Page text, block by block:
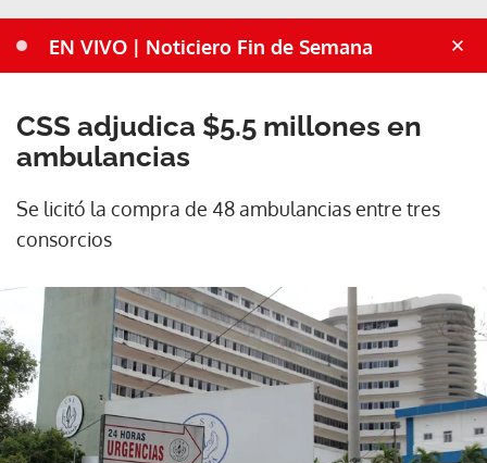
EN VIVO | Noticiero Fin de Semana
CSS adjudica $5.5 millones en
ambulancias
Se licitó la compra de 48 ambulancias entre tres
consorcios